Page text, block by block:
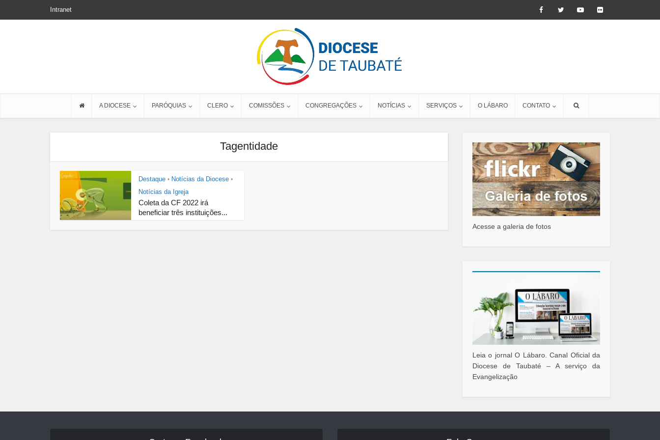
Intranet
A DIOCESE PARÓQUIAS CLERO COMISSÕES CONGREGAÇÕES NOTÍCIAS SERVIÇOS O LÁBARO CONTATO
Tagentidade
Destaque • Notícias da Diocese •
Notícias da Igreja
Coleta da CF 2022 irá
beneficiar três instituições...
Acesse a galeria de fotos
Leia o jornal O Lábaro. Canal Oficial da
Diocese de Taubaté – A serviço da
Evangelização